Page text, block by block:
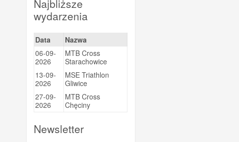
Prox
Puromedica
QM SPORTS CARE
Ravemen
Shimano
Sportsbalm
Taste of Nature
Najbliższe
wydarzenia
Data
Nazwa
06-09-
2026
MTB Cross
Starachowice
13-09-
2026
MSE Triathlon
Gliwice
27-09-
2026
MTB Cross
Chęciny
Newsletter